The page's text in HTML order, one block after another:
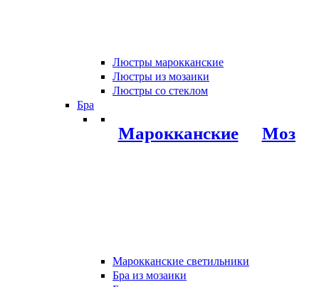
Люстры марокканские
Люстры из мозаики
Люстры со стеклом
Бра
Марокканские
Марокканские светильники
Бра из мозаики